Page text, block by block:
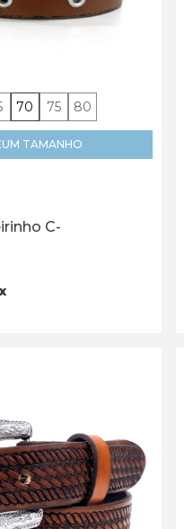
70 75 80
UM TAMANHO
C-